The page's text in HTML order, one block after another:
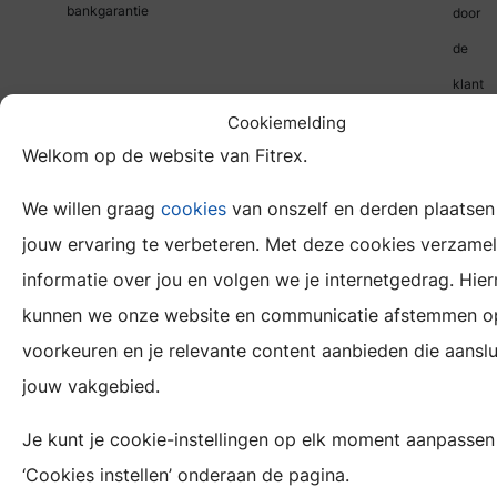
Cookiemelding
Welkom op de website van Fitrex.
We willen graag cookies van onszelf en derden
jouw ervaring te verbeteren. Met deze cookies
informatie over jou en volgen we je internetgedrag.
kunnen we onze website en communicatie afstemmen
voorkeuren en je relevante content aanbieden die
jouw vakgebied.
Je kunt je cookie-instellingen op elk moment
‘Cookies instellen’ onderaan de pagina.
bankgarantie door
de
klant